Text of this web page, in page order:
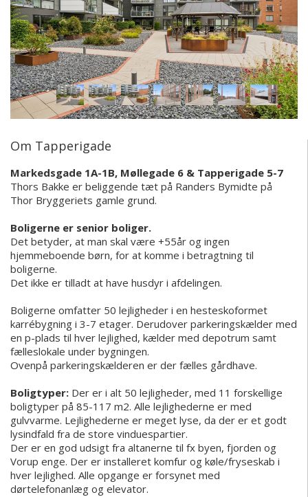
Om Tapperigade
Markedsgade 1A-1B, Møllegade 6 & Tapperigade 5-7
Thors Bakke er beliggende tæt på Randers Bymidte på
Thor Bryggeriets gamle grund.
Boligerne er senior boliger.
Det betyder, at man skal være +55år og ingen
hjemmeboende børn, for at komme i betragtning til
boligerne.
Det ikke er tilladt at have husdyr i afdelingen.
Boligerne omfatter 50 lejligheder i en hesteskoformet
karrébygning i 3-7 etager. Derudover parkeringskælder med
en p-plads til hver lejlighed, kælder med depotrum samt
fælleslokale under bygningen.
Ovenpå parkeringskælderen er der fælles gårdhave.
Boligtyper: Der er i alt 50 lejligheder, med 11 forskellige
boligtyper på 85-117 m2. Alle lejlighederne er med
gulvvarme. Lejlighederne er meget lyse, da der er et godt
lysindfald fra de store vinduespartier.
Der er en god udsigt fra altanerne til fx byen, fjorden og
Vorup enge. Der er installeret komfur og køle/fryseskab i
hver lejlighed. Alle opgange er forsynet med
dørtelefonanlæg og elevator.